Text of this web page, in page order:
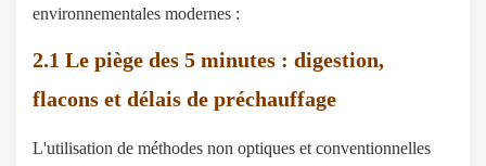
environnementales modernes :
2.1 Le piège des 5 minutes : digestion,
flacons et délais de préchauffage
L'utilisation de méthodes non optiques et conventionnelles